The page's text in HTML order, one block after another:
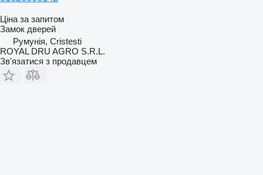
Ціна за запитом
Замок дверей
Румунія, Cristesti
ROYAL DRU AGRO S.R.L.
Зв'язатися з продавцем